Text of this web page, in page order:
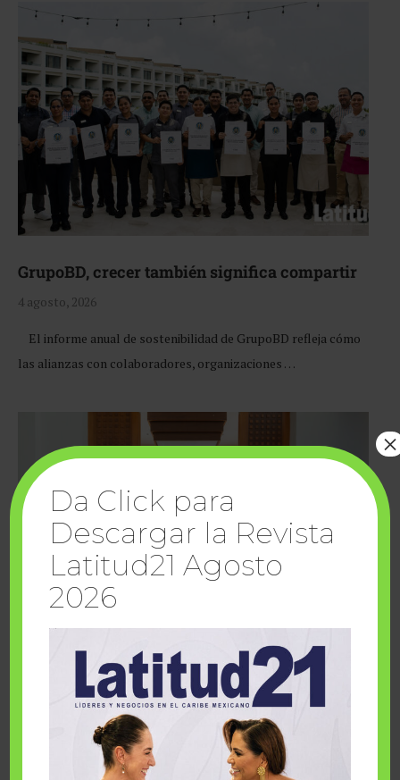
GrupoBD, crecer también significa compartir
4 agosto, 2026
El informe anual de sostenibilidad de GrupoBD refleja cómo
las alianzas con colaboradores, organizaciones …
Cuando la solidaridad inspira; cumplen
sueños Fairmont Mayakoba y Make-A-Wish
Da Click para
Descargar la Revista
Latitud21 Agosto
2026
×